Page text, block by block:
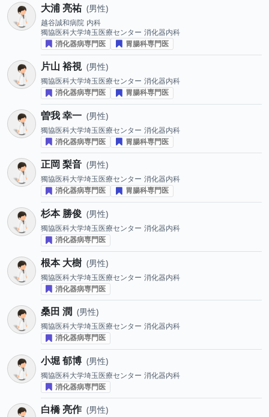
大浦 亮祐 男性
越谷誠和病院 内科
獨協医科大学埼玉医療センター 消化器内科
消化器病専門医
胃腸科専門医
片山 裕視 男性
獨協医科大学埼玉医療センター 消化器内科
消化器病専門医
胃腸科専門医
曽我 幸一 男性
獨協医科大学埼玉医療センター 消化器内科
消化器病専門医
胃腸科専門医
正岡 梨音 男性
獨協医科大学埼玉医療センター 消化器内科
消化器病専門医
胃腸科専門医
杉本 勝俊 男性
獨協医科大学埼玉医療センター 消化器内科
消化器病専門医
根本 大樹 男性
獨協医科大学埼玉医療センター 消化器内科
消化器病専門医
桑田 潤 男性
獨協医科大学埼玉医療センター 消化器内科
消化器病専門医
小堀 郁博 男性
獨協医科大学埼玉医療センター 消化器内科
消化器病専門医
白橋 亮作 男性